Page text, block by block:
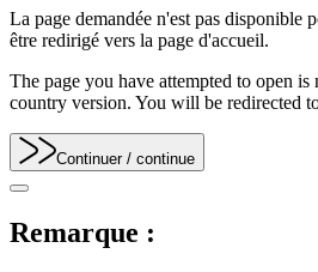
La page demandée n'est pas disponible
être redirigé vers la page d'accueil.
The page you have attempted to open is
country version. You will be redirected
Continuer / continue
Remarque :